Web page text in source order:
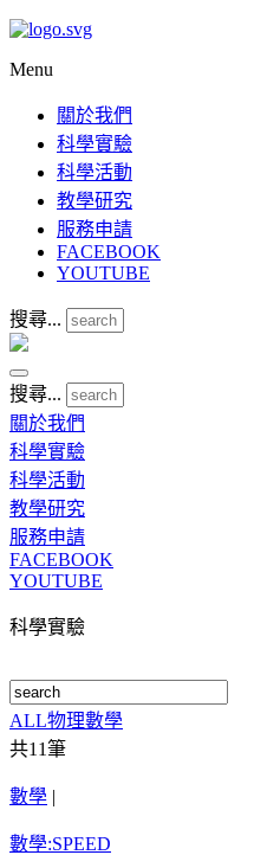
Menu
關於我們
科學實驗
科學活動
教學研究
服務申請
FACEBOOK
YOUTUBE
搜尋...
搜尋...
關於我們
科學實驗
科學活動
教學研究
服務申請
FACEBOOK
YOUTUBE
科學實驗
ALL物理數學
共11筆
數學 |
數學:SPEED